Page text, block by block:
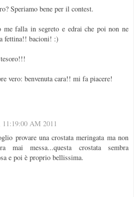
Speriamo bene per il contest.
me falla in segreto e edrai che poi non ne
fettina!! bacioni! :)
vero: benvenuta cara!! mi fa piacere!
11:19:00 AM 2011
provare una crostata meringata ma non
messa...questa crostata sembra
e poi è proprio bellissima.